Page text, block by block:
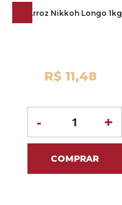
Arroz Nikkoh Longo 1kg
R$ 11,48
+
-
COMPRAR